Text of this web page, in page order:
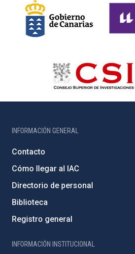
INFORMACIÓN GENERAL
Contacto
Cómo llegar al IAC
Directorio de personal
Biblioteca
Registro general
INFORMACIÓN INSTITUCIONAL